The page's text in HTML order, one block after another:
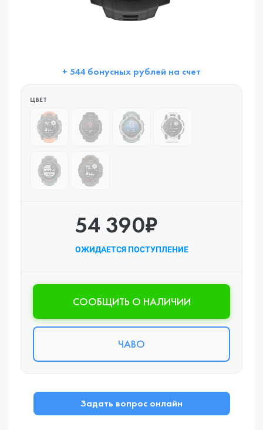
+ 544 бонусных рублей на счет
ЦВЕТ
54 390₽
ОЖИДАЕТСЯ ПОСТУПЛЕНИЕ
CООБЩИТЬ О НАЛИЧИИ
ЧАВО
Задать вопрос онлайн